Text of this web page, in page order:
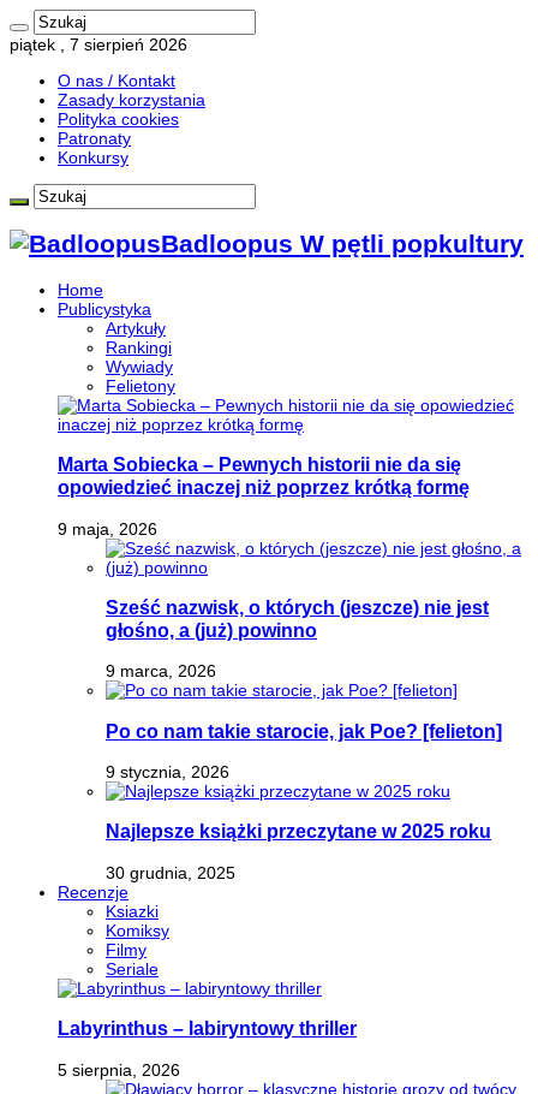
piątek , 7 sierpień 2026
O nas / Kontakt
Zasady korzystania
Polityka cookies
Patronaty
Konkursy
Badloopus W pętli popkultury
Home
Publicystyka
Artykuły
Rankingi
Wywiady
Felietony
Marta Sobiecka – Pewnych historii nie da się
opowiedzieć inaczej niż poprzez krótką formę
9 maja, 2026
Sześć nazwisk, o których (jeszcze) nie jest
głośno, a (już) powinno
9 marca, 2026
Po co nam takie starocie, jak Poe? [felieton]
9 stycznia, 2026
Najlepsze książki przeczytane w 2025 roku
30 grudnia, 2025
Recenzje
Ksiazki
Komiksy
Filmy
Seriale
Labyrinthus – labiryntowy thriller
5 sierpnia, 2026